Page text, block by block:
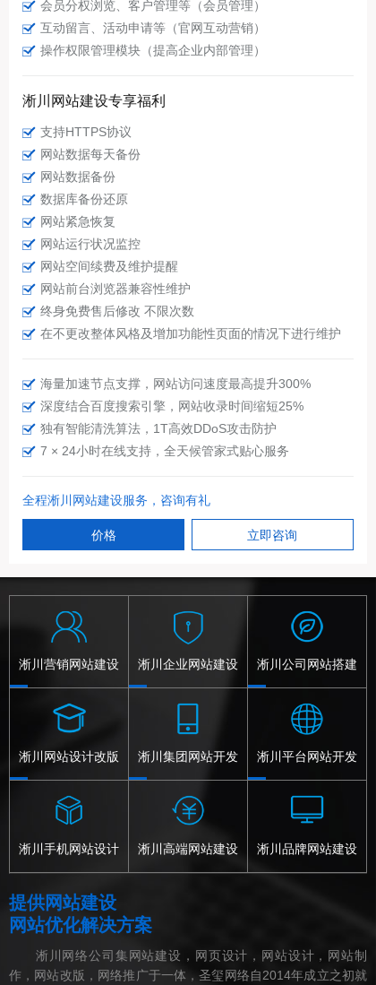
会员分权浏览、客户管理等（会员管理）
互动留言、活动申请等（官网互动营销）
操作权限管理模块（提高企业内部管理）
淅川网站建设专享福利
支持HTTPS协议
网站数据每天备份
网站数据备份
数据库备份还原
网站紧急恢复
网站运行状况监控
网站空间续费及维护提醒
网站前台浏览器兼容性维护
终身免费售后修改 不限次数
在不更改整体风格及增加功能性页面的情况下进行维护
海量加速节点支撑，网站访问速度最高提升300%
深度结合百度搜索引擎，网站收录时间缩短25%
独有智能清洗算法，1T高效DDoS攻击防护
7 × 24小时在线支持，全天候管家式贴心服务
全程淅川网站建设服务，咨询有礼
价格 立即咨询
淅川营销网站建设 淅川企业网站建设 淅川公司网站搭建
淅川网站设计改版 淅川集团网站开发 淅川平台网站开发
淅川手机网站设计 淅川高端网站建设 淅川品牌网站建设
提供网站建设
网站优化解决方案
淅川网络公司集网站建设，网页设计，网站设计，网站制
作，网站改版，网络推广于一体，圣玺网络自2014年成立之初就